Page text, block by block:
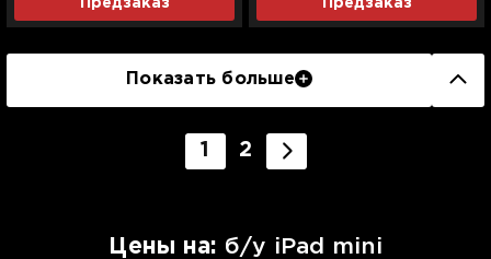
Предзаказ Предзаказ
Показать больше
1 2
Цены на: б/у iPad mini